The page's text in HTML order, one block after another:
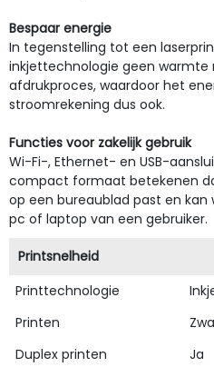
Bespaar energie
In tegenstelling tot een
inkjettechnologie geen warmte
afdrukproces, waardoor het
stroomrekening dus ook.
Functies voor zakelijk gebruik
Wi-Fi-, Ethernet- en USB-
compact formaat betekenen
op een bureaublad past en
pc of laptop van een gebruiker.
Printsnelheid
Printtechnologie
Printen
Duplex printen
Ja